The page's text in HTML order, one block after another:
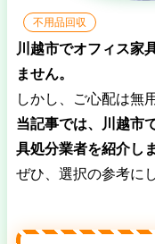
不用品回収
川越市でオフィス家
ません。
しかし、ご心配は無
当記事では、川越市
具処分業者を紹介しま
ぜひ、選択の参考に